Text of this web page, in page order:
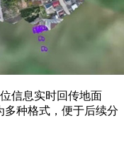
信息实时回传地面
种格式，便于后续分